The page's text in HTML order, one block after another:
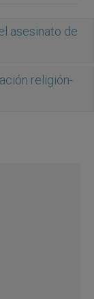
asesinato de
religión-